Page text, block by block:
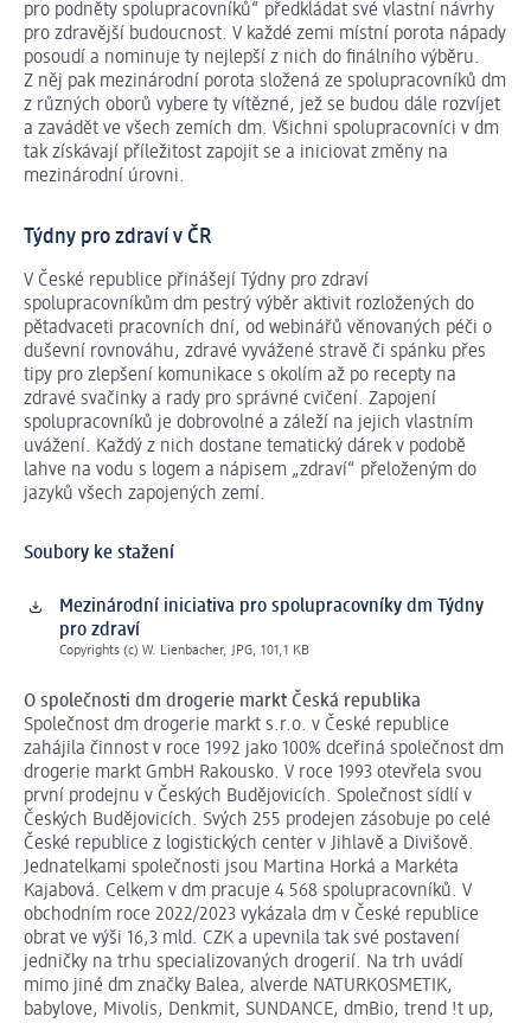
pro podněty spolupracovníků“ předkládat své vlastní návrhy
pro zdravější budoucnost. V každé zemi místní porota nápady
posoudí a nominuje ty nejlepší z nich do finálního výběru.
Z něj pak mezinárodní porota složená ze spolupracovníků dm
z různých oborů vybere ty vítězné, jež se budou dále rozvíjet
a zavádět ve všech zemích dm. Všichni spolupracovníci v dm
tak získávají příležitost zapojit se a iniciovat změny na
mezinárodní úrovni.
Týdny pro zdraví v ČR
V České republice přinášejí Týdny pro zdraví
spolupracovníkům dm pestrý výběr aktivit rozložených do
pětadvaceti pracovních dní, od webinářů věnovaných péči o
duševní rovnováhu, zdravé vyvážené stravě či spánku přes
tipy pro zlepšení komunikace s okolím až po recepty na
zdravé svačinky a rady pro správné cvičení. Zapojení
spolupracovníků je dobrovolné a záleží na jejich vlastním
uvážení. Každý z nich dostane tematický dárek v podobě
lahve na vodu s logem a nápisem „zdraví“ přeloženým do
jazyků všech zapojených zemí.
Soubory ke stažení
Mezinárodní iniciativa pro spolupracovníky dm Týdny
pro zdraví
Copyrights (c) W. Lienbacher, JPG, 101,1 KB
O společnosti dm drogerie markt Česká republika
Společnost dm drogerie markt s.r.o. v České republice
zahájila činnost v roce 1992 jako 100% dceřiná společnost dm
drogerie markt GmbH Rakousko. V roce 1993 otevřela svou
první prodejnu v Českých Budějovicích. Společnost sídlí v
Českých Budějovicích. Svých 255 prodejen zásobuje po celé
České republice z logistických center v Jihlavě a Divišově.
Jednatelkami společnosti jsou Martina Horká a Markéta
Kajabová. Celkem v dm pracuje 4 568 spolupracovníků. V
obchodním roce 2022/2023 vykázala dm v České republice
obrat ve výši 16,3 mld. CZK a upevnila tak své postavení
jedničky na trhu specializovaných drogerií. Na trh uvádí
mimo jiné dm značky Balea, alverde NATURKOSMETIK,
babylove, Mivolis, Denkmit, SUNDANCE, dmBio, trend !t up,